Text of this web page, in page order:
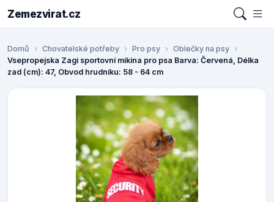
Zemezvirat.cz
Domů Chovatelské potřeby Pro psy
Oblečky na psy
Vsepropejska Zagi sportovní mikina pro psa Barva: Červená, Délka
zad (cm): 47, Obvod hrudníku: 58 - 64 cm